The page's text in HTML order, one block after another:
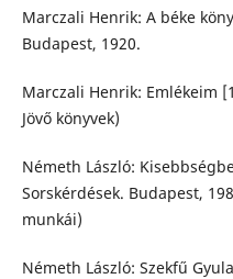
Marczali Henrik: A béke
Budapest, 1920.
Marczali Henrik: Emlékeim
Jövő könyvek)
Németh László:
Sorskérdések. Budapest,
munkái)
Németh László: Szekfű